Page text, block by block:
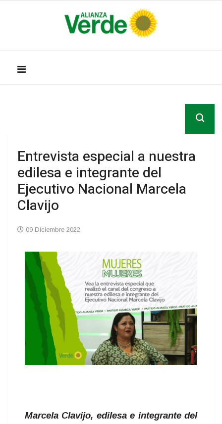
Entrevista especial a nuestra
edilesa e integrante del
Ejecutivo Nacional Marcela
Clavijo
09 Diciembre 2022
Marcela Clavijo, edilesa e integrante del